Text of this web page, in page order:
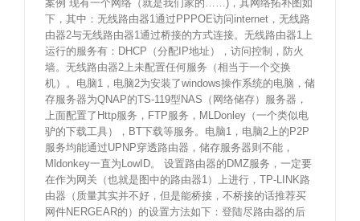
案例 现有一个网络（就是我们家的……)，其网络拓补图如
下，其中：无线路由器1通过PPPOE访问internet，无线路
由器2与无线路由器1通过桥接的方式连接。无线路由器1上
运行的服务有：DHCP（分配IP地址），访问控制，防火
墙。无线路由器2上未配置任何服务（相当于一个交换
机）。电脑1，电脑2为安装了windows操作系统的电脑，储
存服务器为QNAP的TS-119型NAS（网络储存）服务器，
上面配置了Http服务，FTP服务，MLDonley（一个类似电
驴的下载工具），BT下载等服务。电脑1，电脑2上的P2P
服务均能通过UPNP穿透路由器，储存服务器则不能，
Mldonkey一直为LowID。 设置路由器的DMZ服务，一定要
在作为网关（也就是图中的路由器1）上进行，TP-LINK路
由器（质量其实并不好，但是能桥接，不桥接的话推荐买
网件NERGEAR的）的设置方法如下：登陆尽路由器的后